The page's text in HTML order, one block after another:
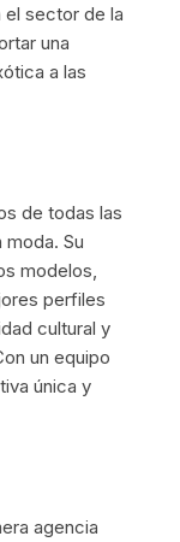
el sector de la
una
a las
de todas las
Su
modelos,
perfiles
cultural y
un equipo
única y
agencia